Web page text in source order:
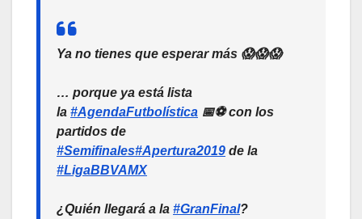
Ya no tienes que esperar más 😱😱😱
… porque ya está lista
la #AgendaFutbolística 📅⚽ con los
partidos de
#Semifinales#Apertura2019 de la
#LigaBBVAMX
¿Quién llegará a la #GranFinal?